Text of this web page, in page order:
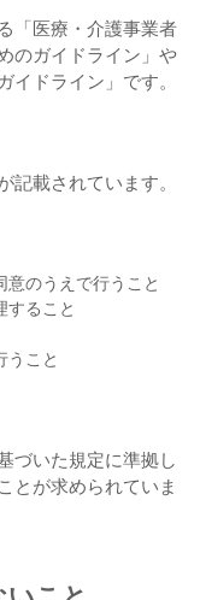
「医療・介護事業者
のガイドライン」や
イドライン」です。
記載されています。
のうえで行うこと
すること
うこと
づいた規定に準拠し
とが求められていま